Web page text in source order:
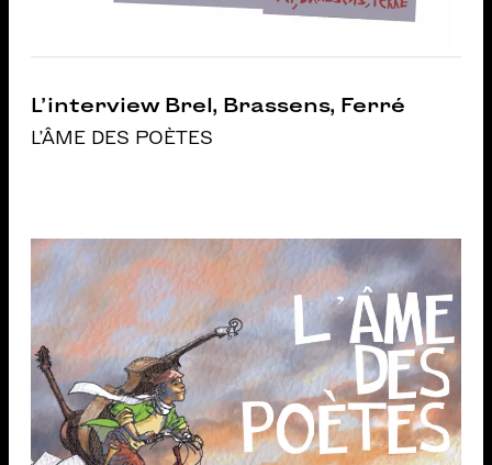
L’interview Brel, Brassens, Ferré
L'ÂME DES POÈTES